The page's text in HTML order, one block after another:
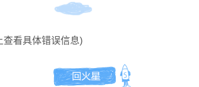
查看具体错误信息)